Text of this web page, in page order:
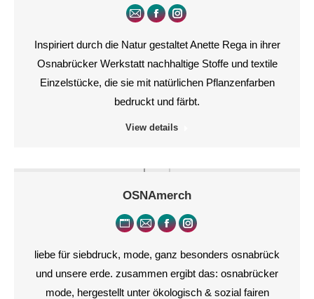
Inspiriert durch die Natur gestaltet Anette Rega in ihrer
Osnabrücker Werkstatt nachhaltige Stoffe und textile
Einzelstücke, die sie mit natürlichen Pflanzenfarben
bedruckt und färbt.
E-
mail
FacebookInstagram
View details
OSNAmerch
liebe für siebdruck, mode, ganz besonders osnabrück
und unsere erde. zusammen ergibt das: osnabrücker
mode, hergestellt unter ökologisch & sozial fairen
Persönlicher
Blog
E-
FacebookInstagram